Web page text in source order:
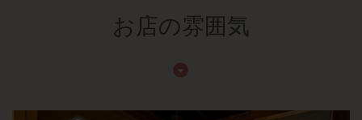
お店の雰囲気